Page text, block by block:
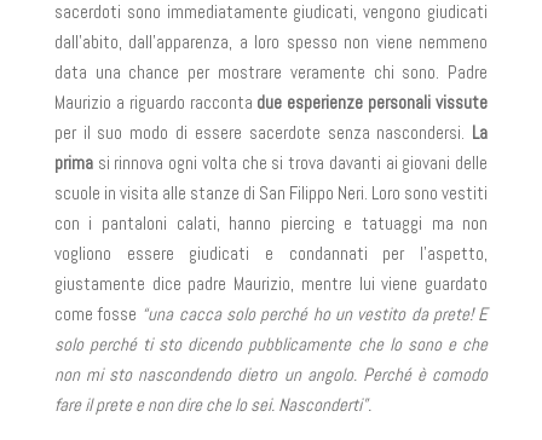
sacerdoti sono immediatamente giudicati, vengono giudicati
dall’abito, dall’apparenza, a loro spesso non viene nemmeno
data una chance per mostrare veramente chi sono. Padre
Maurizio a riguardo racconta due esperienze personali vissute
per il suo modo di essere sacerdote senza nascondersi. La
primasi rinnova ogni volta che si trova davanti ai giovani delle
scuole in visita alle stanze di San Filippo Neri. Loro sono vestiti
con i pantaloni calati, hanno piercing e tatuaggi ma non
vogliono essere giudicati e condannati per l’aspetto,
giustamente dice padre Maurizio, mentre lui viene guardato
come fosse “una cacca solo perché ho un vestito da prete! E
solo perché ti sto dicendo pubblicamente che lo sono e che
non mi sto nascondendo dietro un angolo. Perché è comodo
fare il prete e non dire che lo sei. Nasconderti”.